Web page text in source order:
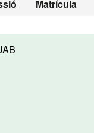
Matrícula